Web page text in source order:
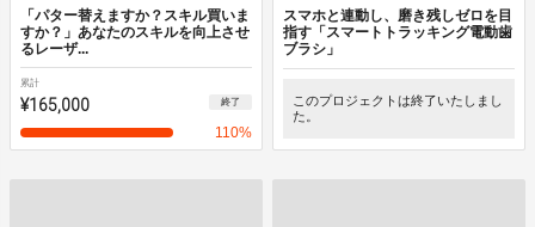
「パター替えますか？スキル買いま
すか？」あなたのスキルを向上させ
るレーザ...
累計
¥165,000 終了
110%
スマホと連動し、磨き残しゼロを目
指す「スマートトラッキング電動歯
ブラシ」
このプロジェクトは終了いたしまし
た。